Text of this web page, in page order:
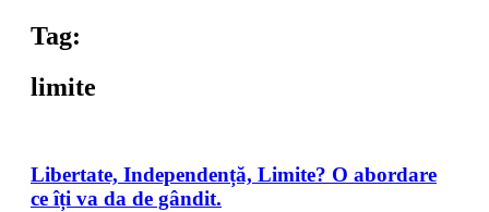
Tag:
limite
Libertate, Independență, Limite? O abordare
ce îți va da de gândit.